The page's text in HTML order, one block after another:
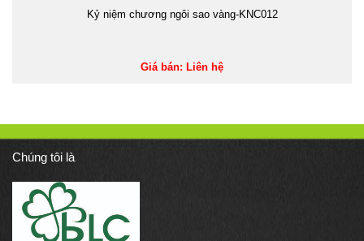
Kỷ niệm chương ngôi sao vàng-KNC012
Giá bán: Liên hệ
Chúng tôi là